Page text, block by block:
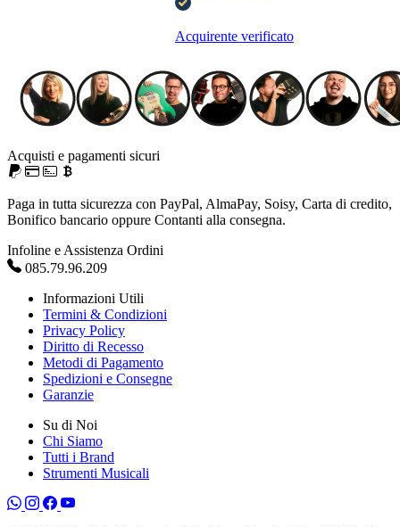
Acquirente verificato
Acquisti e pagamenti sicuri
Paga in tutta sicurezza con PayPal, AlmaPay, Soisy, Carta di credito,
Bonifico bancario oppure Contanti alla consegna.
Infoline e Assistenza Ordini
085.79.96.209
Informazioni Utili
Termini & Condizioni
Privacy Policy
Diritto di Recesso
Metodi di Pagamento
Spedizioni e Consegne
Garanzie
Su di Noi
Chi Siamo
Tutti i Brand
Strumenti Musicali